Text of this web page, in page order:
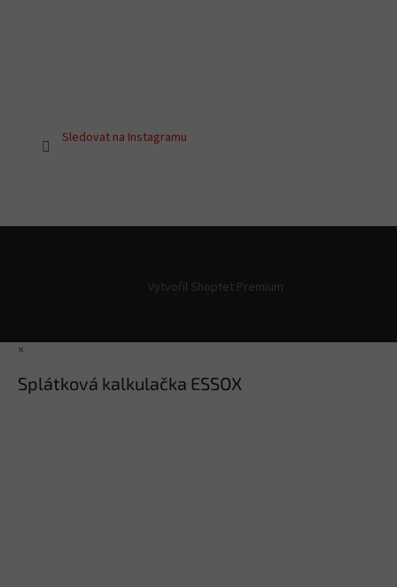
Sledovat na Instagramu
Vytvořil Shoptet Premium
×
Splátková kalkulačka ESSOX